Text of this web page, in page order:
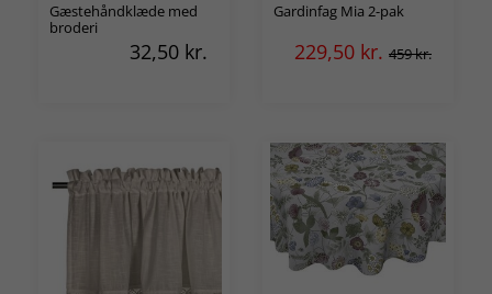
Gæstehåndklæde med
broderi
32,50 kr.
Gardinfag Mia 2-pak
229,50 kr. 459 kr.